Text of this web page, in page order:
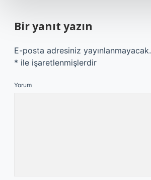
Bir yanıt yazın
E-posta adresiniz yayınlanmayacak.
* ile işaretlenmişlerdir
Yorum